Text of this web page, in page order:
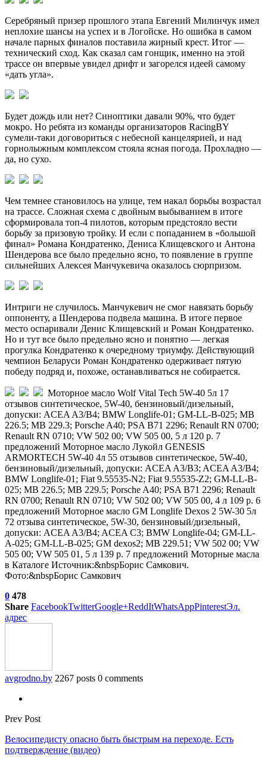
Серебряный призер прошлого этапа Евгений Милинчук имел
неплохие шансы на успех и в Логойске. Но ошибка в самом
начале парных финалов поставила жирный крест. Итог —
технический сход. Как сказал сам гонщик, именно на этой
трассе он впервые увидел дрифт и загорелся идеей самому
«дать угла».
Будет дождь или нет? Синоптики давали 90%, что будет
мокро. Но ребята из команды организаторов RacingBY
сумели-таки договориться с небесной канцелярией, и над
горнолыжным комплексом стояла ясная погода. Прохладно —
да, но сухо.
Чем темнее становилось на улице, тем накал борьбы возрастал
на трассе. Сложная схема с двойным выбыванием в итоге
сформировала топ-4 пилотов, которым предстояло вести
борьбу за призовую тройку. И если с попаданием в «большой
финал» Романа Кондратенко, Дениса Клищевского и Антона
Шендерова все было предельно ясно, то появление в группе
сильнейших Алексея Манчукевича оказалось сюрпризом.
Интриги не случилось. Манчукевич не смог навязать борьбу
оппоненту, а Шендерова подвела машина. В итоге первое
место оспаривали Денис Клищевский и Роман Кондратенко.
Но и тут все было предельно ясно и понятно — легкая
прогулка Кондратенко к очередному триумфу. Действующий
чемпион Беларуси Роман Кондратенко одерживает пятую
победу подряд и, похоже, останавливаться не собирается.
Моторное масло Wolf Vital Tech 5W-40 5л 17
отзывов синтетическое, 5W-40, бензиновый/дизельный,
допуски: ACEA A3/B4; BMW Longlife-01; GM-LL-B-025; MB
226.5; MB 229.3; Porsche A40; PSA B71 2296; Renault RN 0700;
Renault RN 0710; VW 502 00; VW 505 00, 5 л 120 р. 7
предложений Моторное масло Лукойл GENESIS
ARMORTECH 5W-40 4л 55 отзывов синтетическое, 5W-40,
бензиновый/дизельный, допуски: ACEA A3/B3; ACEA A3/B4;
BMW Longlife-01; Fiat 9.55535-N2; Fiat 9.55535-Z2; GM-LL-B-
025; MB 226.5; MB 229.5; Porsche A40; PSA B71 2296; Renault
RN 0700; Renault RN 0710; VW 502 00; VW 505 00, 4 л 109 р. 6
предложений Моторное масло GM Longlife Dexos 2 5W-30 5л
72 отзыва синтетическое, 5W-30, бензиновый/дизельный,
допуски: ACEA A3/B4; ACEA C3; BMW Longlife-04; GM-LL-
A-025; GM-LL-B-025; GM dexos2; MB 229.51; VW 502 00; VW
505 00; VW 505 01, 5 л 139 р. 7 предложений Моторные масла
в Каталоге Источник:&nbspБорис Самкович.
Фото:&nbspБорис Самкович
0 478
Share FacebookTwitterGoogle+ReddItWhatsAppPinterestЭл.
адрес
avgrodno.by 2267 posts 0 comments
Prev Post
Велосипедисту опасно быть быстрым на переходе. Есть
подтверждение (видео)